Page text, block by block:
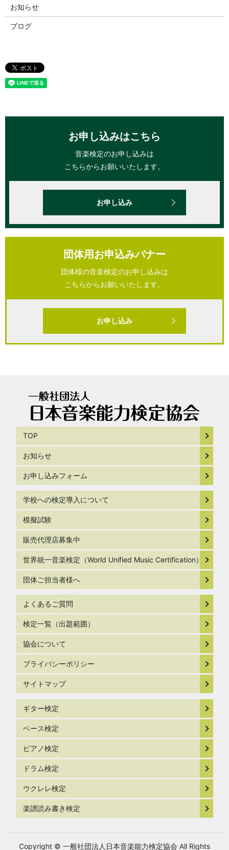
お知らせ
ブログ
お申し込みはこちら
音楽検定のお申し込みは
こちらからお願いいたします。
お申し込み
団体用お申込みバナー
団体様の音楽検定のお申し込みは
こちらからお願いいたします。
お申し込み
TOP
お知らせ
お申し込みフォーム
学校への検定導入について
模擬試験
販売代理店募集中
世界統一音楽検定（World Unified Music Certification）
団体ご担当者様へ
よくあるご質問
検定一覧（出題範囲）
協会について
プライバシーポリシー
サイトマップ
ギター検定
ベース検定
ピアノ検定
ドラム検定
ウクレレ検定
楽譜読み書き検定
Copyright © 一般社団法人日本音楽能力検定協会 All Rights